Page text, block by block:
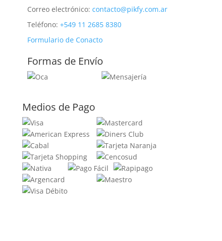
Correo electrónico: contacto@pikfy.com.ar
Teléfono: +549 11 2685 8380
Formulario de Conacto
Formas de Envío
Medios de Pago